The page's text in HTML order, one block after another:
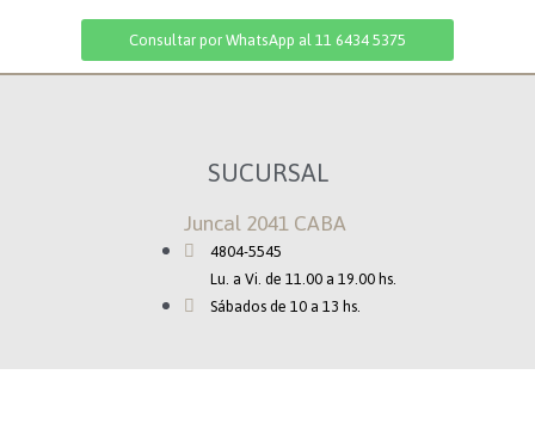
Consultar por WhatsApp al 11 6434 5375
SUCURSAL
Juncal 2041 CABA
4804-5545
Lu. a Vi. de 11.00 a 19.00 hs.
Sábados de 10 a 13 hs.